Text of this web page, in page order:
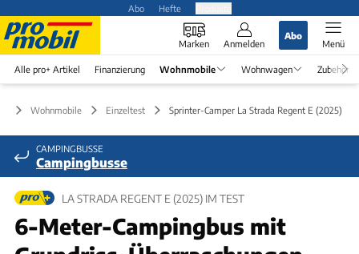
Abo Hefte
Marken Anmelden
Abo
Menü
Alle pro+ Artikel Finanzierung Wohnmobile Wohnwagen Zubehör
Wohnmobile Einzeltest Sprinter-Camper La Strada Regent E (2025) im
CAMPINGBUSSE
Campingbusse
LA STRADA REGENT E (2025) IM TEST
6-Meter-Campingbus mit